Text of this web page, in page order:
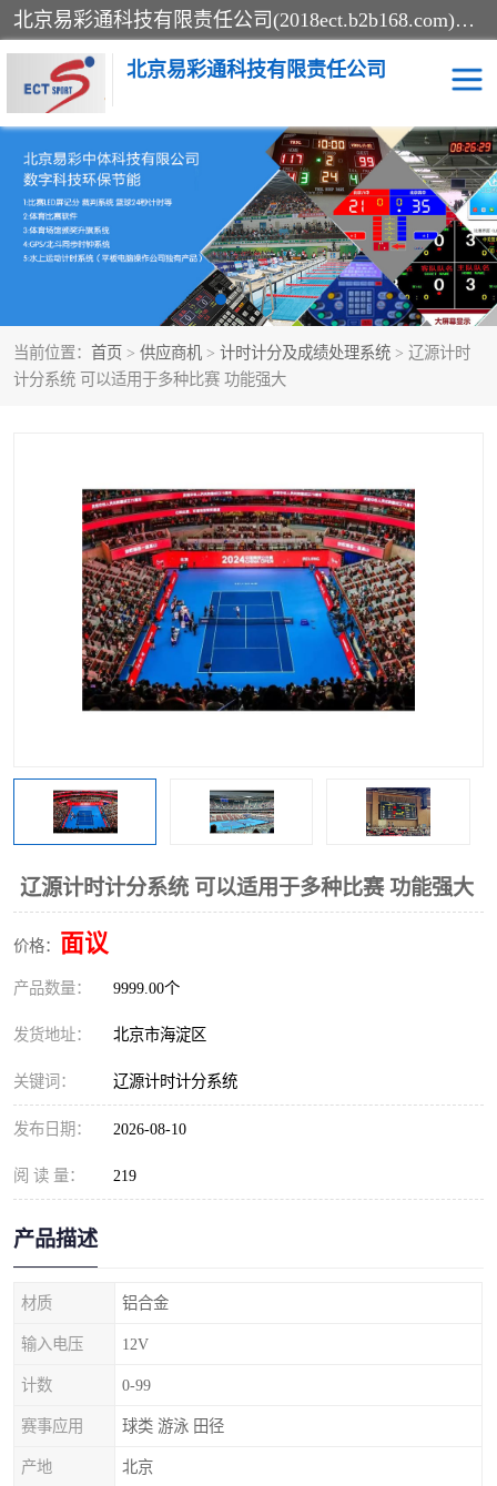
北京易彩通科技有限责任公司(2018ect.b2b168.com)主要提供陕西计时记分系统，全国统一热线：15611947915.北京易彩通科技有限责任公司有一支长期从事智能控制系统研发的高素质的队伍，具有嵌入式系统，视频系统、通信系统、网络系统，体育计时系统的知识和技能。强力打造体育比赛计时计分系统、智能升降旗系统、标准时钟系统、赛事编排及信息发布系统，为用户提供较新的，较廉价的，应用解决方案。
北京易彩通科技有限责任公司
当前位置： 首页 > 供应商机 > 计时计分及成绩处理系统 > 辽源计时
计分系统 可以适用于多种比赛 功能强大
辽源计时计分系统 可以适用于多种比赛 功能强大
价格： 面议
产品数量： 9999.00个
发货地址： 北京市海淀区
关键词： 辽源计时计分系统
发布日期： 2026-08-10
阅 读 量： 219
产品描述
材质 铝合金
输入电压 12V
计数 0-99
赛事应用 球类 游泳 田径
产地 北京
记分系统 游泳计时系统
智能颁奖旗系统 GPS同步时钟系统
计时计分及成绩处理系统 计时记分系统
体育场馆影像采集回放系 游泳馆水下摄影采集救生